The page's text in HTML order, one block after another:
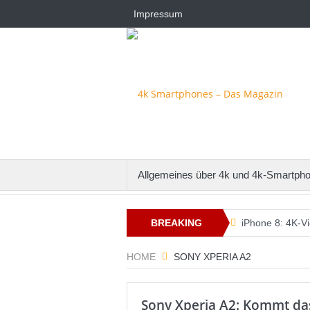
Impressum
Allgemeines über 4k und 4k-
BREAKING
NEWS
iPhone 8: 4K-
Xperia Z5:
HOME SONY XPERIA A2
Sony Xperia A2: Kommt